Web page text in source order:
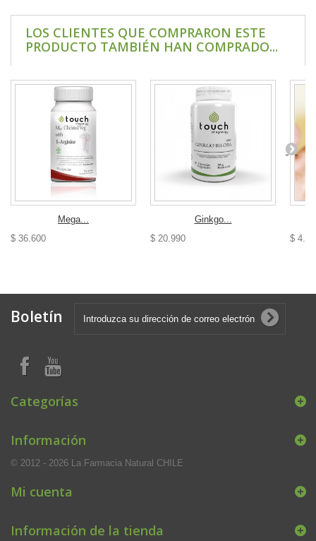
LOS CLIENTES QUE COMPRARON ESTE
PRODUCTO TAMBIÉN HAN COMPRADO...
Mega...
$ 36.600
Ginkgo...
$ 20.990
$
Boletín
Categorías
Información
© 2012 - 2026 La Farmacia Natural CHILE
Mi cuenta
Información de la tienda